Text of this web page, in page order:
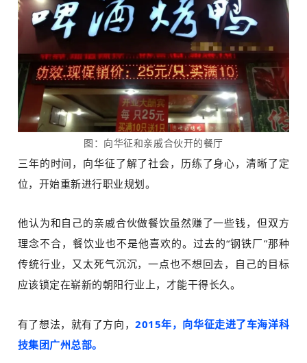
图：向华征和亲戚合伙开的餐厅
三年的时间，向华征了解了社会，历练了身心，清晰了定
位，开始重新进行职业规划。
他认为和自己的亲戚合伙做餐饮虽然赚了一些钱，但双方
理念不合，餐饮业也不是他喜欢的。过去的“钢铁厂”那种
传统行业，又太死气沉沉，一点也不想回去，自己的目标
应该锁定在崭新的朝阳行业上，才能干得长久。
有了想法，就有了方向，2015年，向华征走进了车海洋科
技集团广州总部。